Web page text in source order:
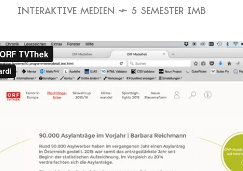
INTERAKTIVE MEDIEN  5 SEMESTER IMB